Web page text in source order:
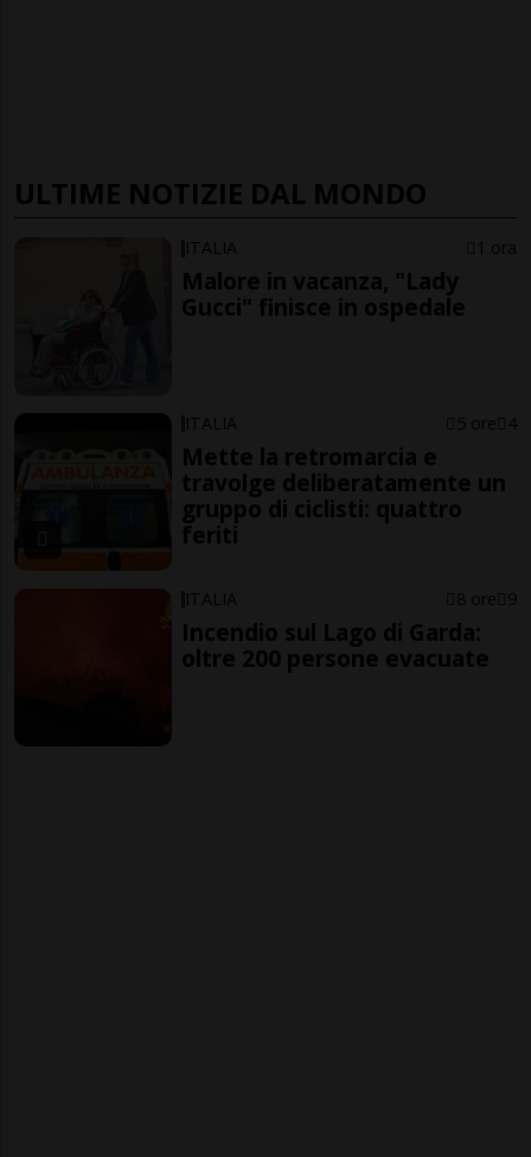
ULTIME NOTIZIE DAL MONDO
ITALIA 1 ora
Malore in vacanza, "Lady
Gucci" finisce in ospedale
ITALIA 5 ore 4
Mette la retromarcia e
travolge deliberatamente un
gruppo di ciclisti: quattro
feriti
ITALIA 8 ore 9
Incendio sul Lago di Garda:
oltre 200 persone evacuate